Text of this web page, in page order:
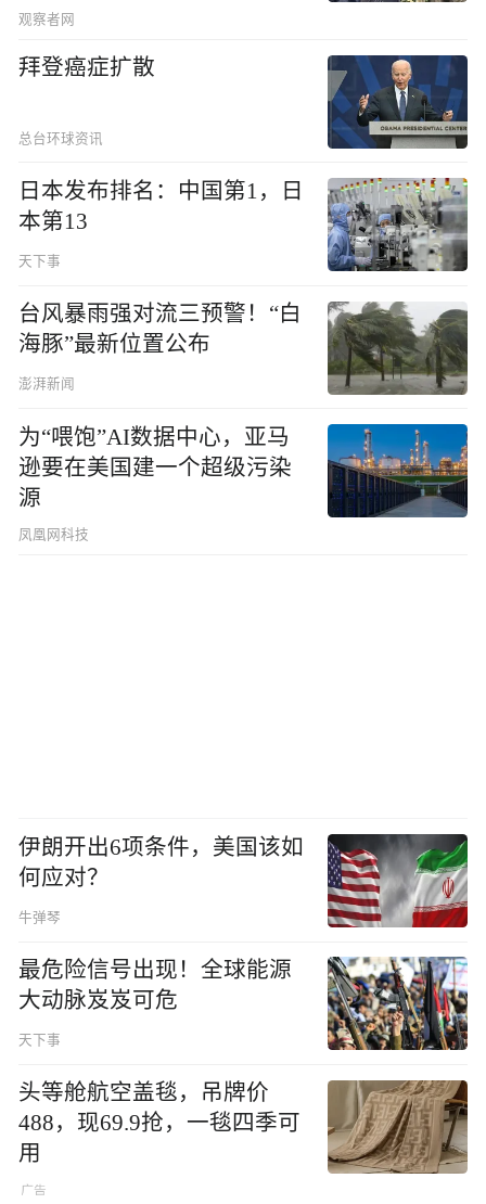
观察者网
拜登癌症扩散
总台环球资讯
日本发布排名：中国第1，日
本第13
天下事
台风暴雨强对流三预警！“白
海豚”最新位置公布
澎湃新闻
为“喂饱”AI数据中心，亚马
逊要在美国建一个超级污染
源
凤凰网科技
伊朗开出6项条件，美国该如
何应对？
牛弹琴
最危险信号出现！全球能源
大动脉岌岌可危
天下事
头等舱航空盖毯，吊牌价
488，现69.9抢，一毯四季可
用